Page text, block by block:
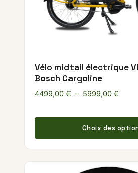
Vélo midtail électrique
Bosch Cargoline
4499,00 € – 5999,00 €
Choix des